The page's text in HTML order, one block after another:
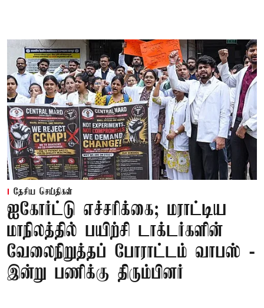
தேசிய செய்திகள்
ஐகோர்ட்டு எச்சரிக்கை; மராட்டிய
மாநிலத்தில் பயிற்சி டாக்டர்களின்
வேலைநிறுத்தப் போராட்டம் வாபஸ் -
இன்று பணிக்கு திரும்பினர்